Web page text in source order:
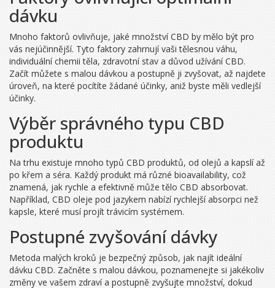
dávku
Mnoho faktorů ovlivňuje, jaké množství CBD by mělo být pro
vás nejúčinnější. Tyto faktory zahrnují vaši tělesnou váhu,
individuální chemii těla, zdravotní stav a důvod užívání CBD.
Začít můžete s malou dávkou a postupně ji zvyšovat, až najdete
úroveň, na které pocítíte žádané účinky, aniž byste měli vedlejší
účinky.
Výběr správného typu CBD
produktu
Na trhu existuje mnoho typů CBD produktů, od olejů a kapslí až
po křem a séra. Každý produkt má různé bioavailability, což
znamená, jak rychle a efektivně může tělo CBD absorbovat.
Například, CBD oleje pod jazykem nabízí rychlejší absorpci než
kapsle, které musí projít trávicím systémem.
Postupné zvyšování dávky
Metoda malých kroků je bezpečný způsob, jak najít ideální
dávku CBD. Začněte s malou dávkou, poznamenejte si jakékoliv
změny ve vašem zdraví a postupně zvyšujte množství, dokud